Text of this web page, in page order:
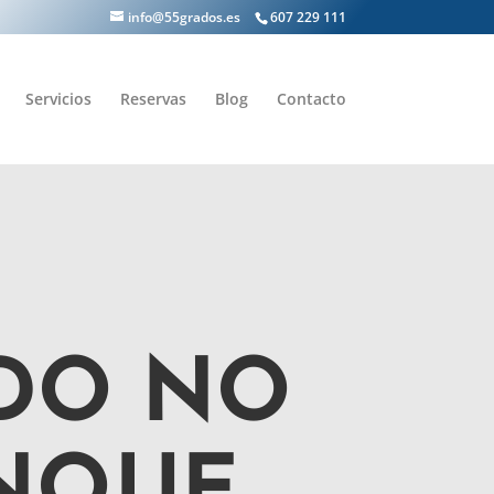
607 229 111
info@55grados.es
Servicios Reservas Blog Contacto
NO